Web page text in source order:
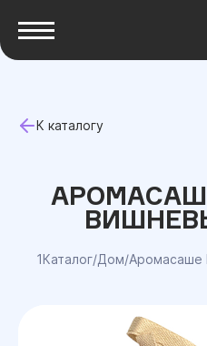
К каталогу
1Каталог/Дом/Аромасаше